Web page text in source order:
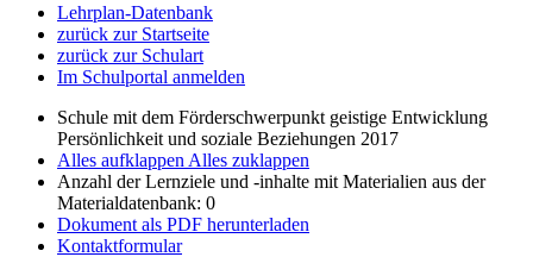
Lehrplan-Datenbank
zurück zur Startseite
zurück zur Schulart
Im Schulportal anmelden
Schule mit dem Förderschwerpunkt geistige Entwicklung
Persönlichkeit und soziale Beziehungen 2017
Alles aufklappen Alles zuklappen
Anzahl der Lernziele und -inhalte mit Materialien aus der
Materialdatenbank: 0
Dokument als PDF herunterladen
Kontaktformular